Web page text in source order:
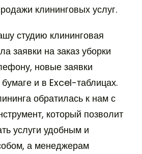
клининговых услуг.
студию клининговая
заявки на заказ уборки
новые заявки
и в Excel-таблицах.
обратилась к нам с
который позволит
услуги удобным и
а менеджерам